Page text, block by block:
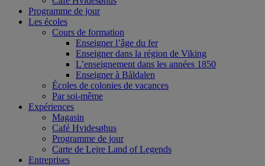
Programme de jour
Les écoles
Cours de formation
Enseigner l’âge du fer
Enseigner dans la région de Viking
L’enseignement dans les années 1850
Enseigner à Båldalen
Écoles de colonies de vacances
Par soi-même
Expériences
Magasin
Café Hvidesøhus
Programme de jour
Carte de Lejre Land of Legends
Entreprises